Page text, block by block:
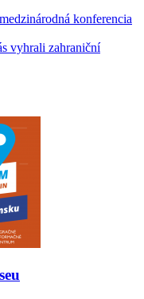
konferencia
vyhrali zahraniční